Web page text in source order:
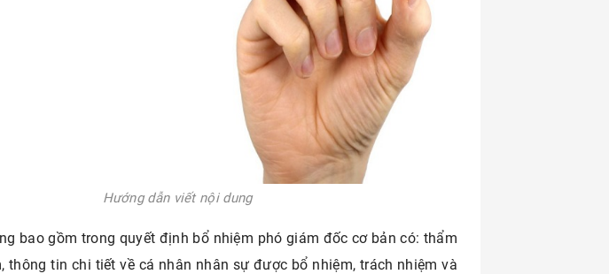
Hướng dẫn viết nội dung
bao gồm trong quyết định bổ nhiệm phó giám đốc cơ bản có: thẩm
thông tin chi tiết về cá nhân nhân sự được bổ nhiệm, trách nhiệm và